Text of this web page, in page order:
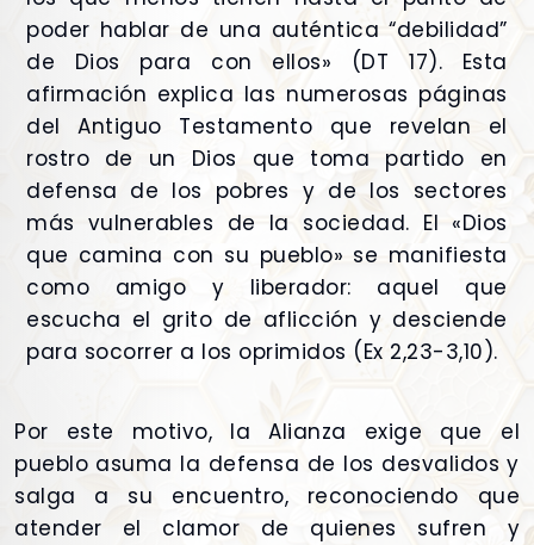
poder hablar de una auténtica “debilidad”
de Dios para con ellos» (DT 17). Esta
afirmación explica las numerosas páginas
del Antiguo Testamento que revelan el
rostro de un Dios que toma partido en
defensa de los pobres y de los sectores
más vulnerables de la sociedad. El «Dios
que camina con su pueblo» se manifiesta
como amigo y liberador: aquel que
escucha el grito de aflicción y desciende
para socorrer a los oprimidos (Ex 2,23-3,10).
Por este motivo, la Alianza exige que el
pueblo asuma la defensa de los desvalidos y
salga a su encuentro, reconociendo que
atender el clamor de quienes sufren y